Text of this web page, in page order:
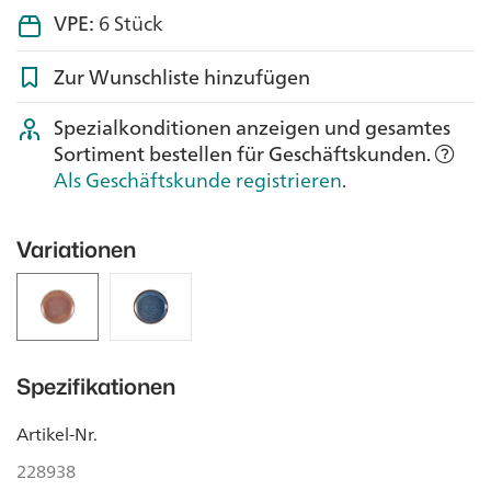
VPE:6 Stück
Zur Wunschliste hinzufügen
Spezialkonditionen anzeigen und gesamtes
Sortiment bestellen für Geschäftskunden.
Als Geschäftskunde registrieren.
Variationen
Spezifikationen
Artikel-Nr.
228938